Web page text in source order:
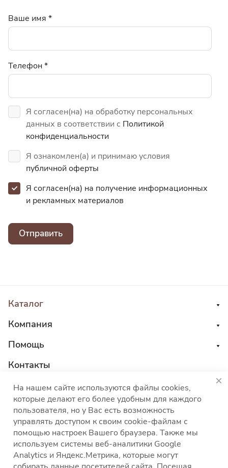
Ваше имя *
Телефон*
Я согласен(на) на обработку персональных
данных в соответствии с Политикой
конфиденциальности
Я ознакомлен(а) и принимаю условия
публичной оферты
Я согласен(на) на получение информационных
и рекламных материалов
Отправить
Каталог
Компания
Помощь
Контакты
8 800 555 45 04
sales@choco-corp.com
На нашем сайте используются файлы cookies,
которые делают его более удобным для каждого
пользователя, но у Вас есть возможность
управлять доступом к своим cookie-файлам с
помощью настроек Вашего браузера. Также мы
используем системы веб-аналитики Google
Analytics и Яндекс.Метрика, которые могут